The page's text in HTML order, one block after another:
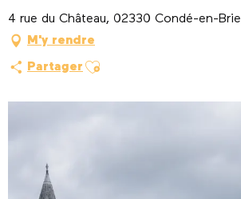
4 rue du Château, 02330 Condé-en-Brie
M'y rendre
Partager Ajouter aux favoris